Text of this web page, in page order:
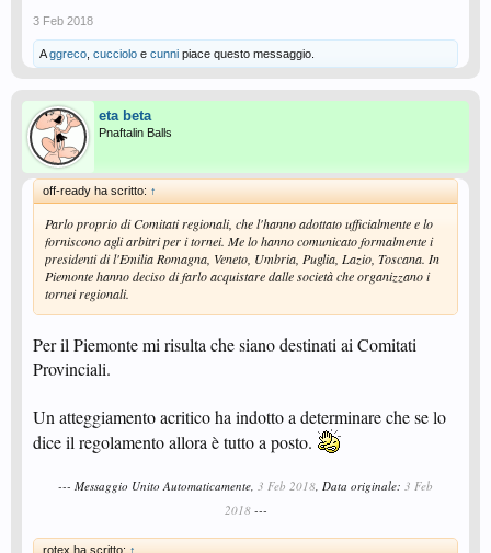
3 Feb 2018
Aggreco cucciolo e cunni piace questo messaggio.
eta beta
Pnaftalin Balls
off-ready ha scritto: ↑
Parlo proprio di Comitati regionali, che l'hanno adottato ufficialmente e lo
forniscono agli arbitri per i tornei. Me lo hanno comunicato formalmente i
presidenti di l'Emilia Romagna, Veneto, Umbria, Puglia, Lazio, Toscana. In
Piemonte hanno deciso di farlo acquistare dalle società che organizzano i
tornei regionali.
Per il Piemonte mi risulta che siano destinati ai Comitati
Provinciali.
Un atteggiamento acritico ha indotto a determinare che se lo
dice il regolamento allora è tutto a posto.
--- Messaggio Unito Automaticamente, 3 Feb 2018 , Data originale: 3 Feb
2018---
rotex ha scritto: ↑